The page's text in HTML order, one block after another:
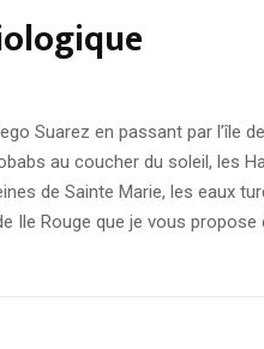
Suarez en passant par l’île
au coucher du soleil, les
de Sainte Marie, les eaux
Ile Rouge que je vous propose